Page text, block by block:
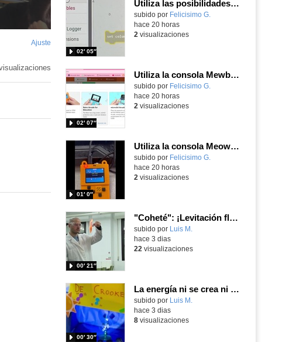
Ajuste
pantalla
Utiliza las posibilidades de tu microbit programando com MakeCode para medir temperatura y nivel de luz con Datalogger
Contenido educativo.
subido por Felicisimo G.
02′ 05″
hace 20 horas
2 visualizaciones
Utiliza la consola Mewbit de Kittenbot para llevar tus juegos arcade de MakeCode a tu mano
Contenido educativo.
subido por Felicisimo G.
02′ 07″
hace 20 horas
2 visualizaciones
Utiliza la consola Meowbit de KIttenbot para jugar con tus programas MakeCode Arcade
Contenido educativo.
subido por Felicisimo G.
01′ 0″
hace 20 horas
2 visualizaciones
"Coheté": ¡Levitación flamígera!
Contenido educativo.
subido por Luis M.
00′ 21″
hace 3 dias
22 visualizaciones
La energía ni se crea ni se destruye... ¡se experimenta! El Tierno en la Feria Madrid es Ciencia 2026
Contenido educativo.
subido por Luis M.
00′ 30″
hace 3 dias
8visualizaciones